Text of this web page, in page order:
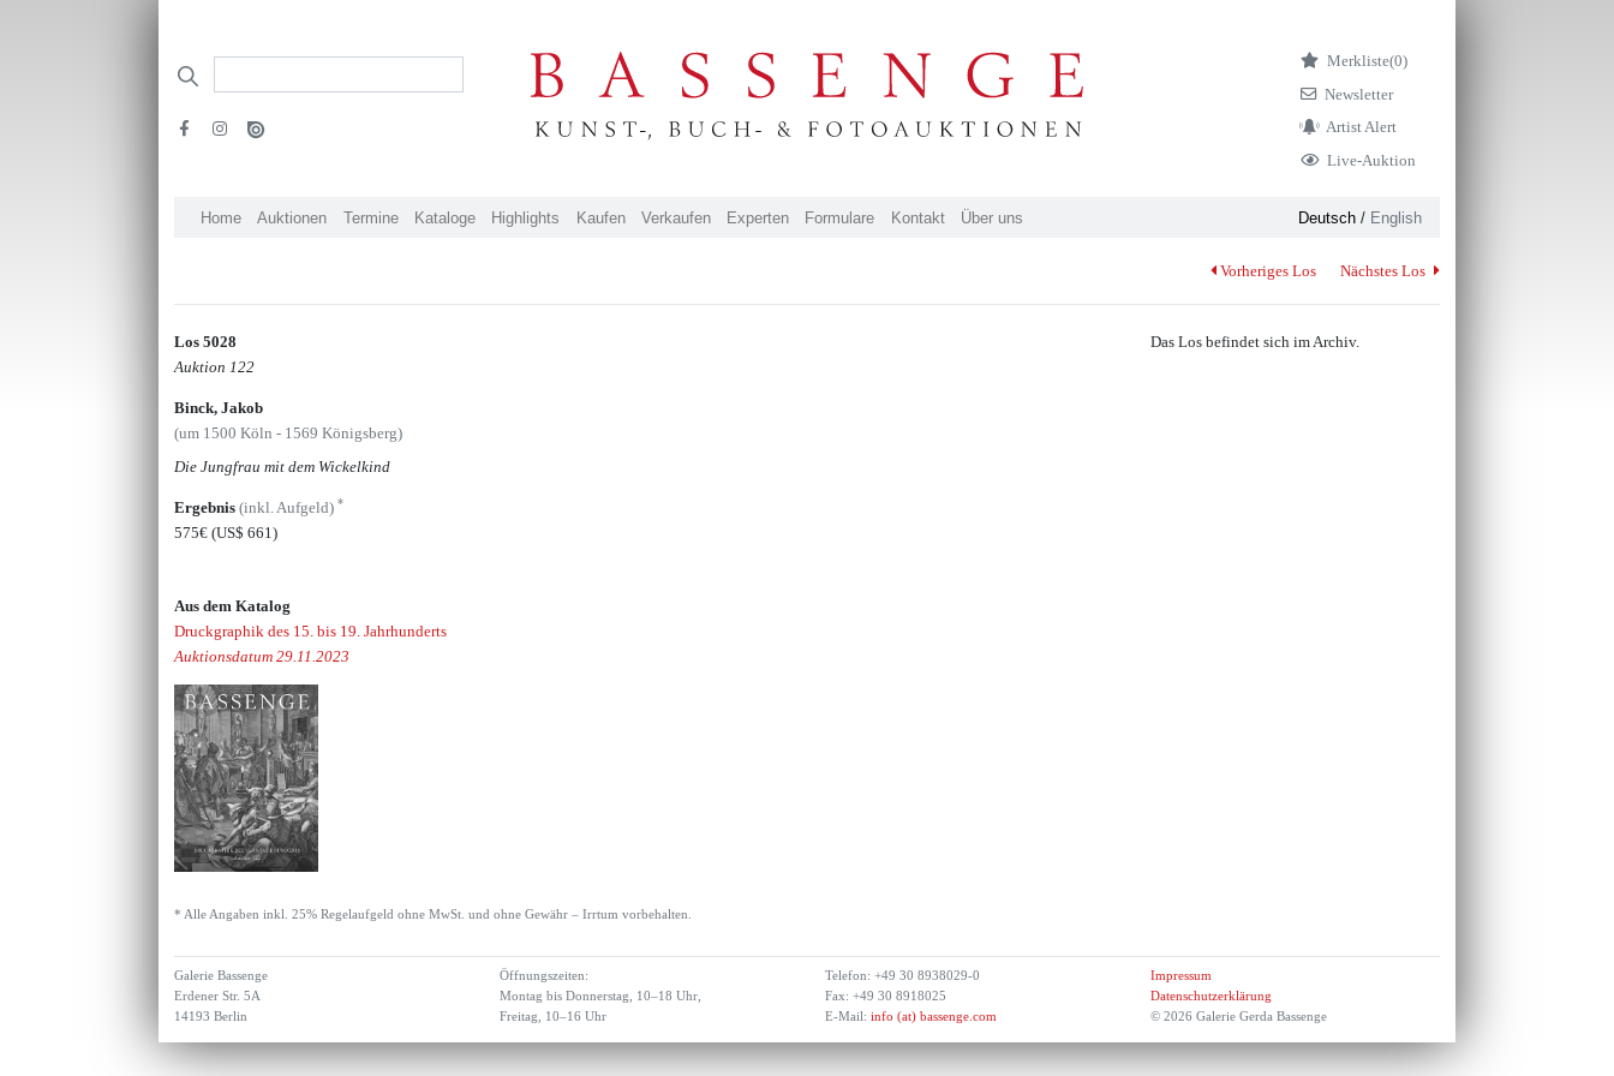
Merkliste(0)
Newsletter
Artist Alert
Live-Auktion
Home Auktionen Termine Kataloge Highlights Kaufen Verkaufen Experten Formulare Kontakt Über uns Deutsch/ English
Vorheriges Los Nächstes Los
Los 5028
Auktion 122
Binck, Jakob
(um 1500 Köln - 1569 Königsberg)
Die Jungfrau mit dem Wickelkind
Ergebnis(inkl. Aufgeld)*
575€(US$ 661)
Aus dem Katalog
Druckgraphik des 15. bis 19. Jahrhunderts
Auktionsdatum 29.11.2023
Das Los befindet sich im Archiv.
* Alle Angaben inkl. 25% Regelaufgeld ohne MwSt. und ohne Gewähr – Irrtum vorbehalten.
Galerie Bassenge
Erdener Str. 5A
14193 Berlin
Öffnungszeiten:
Montag bis Donnerstag, 10–18 Uhr,
Freitag, 10–16 Uhr
Telefon: +49 30 8938029-0
Fax: +49 30 8918025
E-Mail: info (at) bassenge.com
Impressum
Datenschutzerklärung
© 2026 Galerie Gerda Bassenge